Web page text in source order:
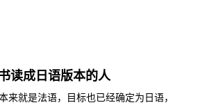
读成日语版本的人
来就是法语，目标也已经确定为日语，